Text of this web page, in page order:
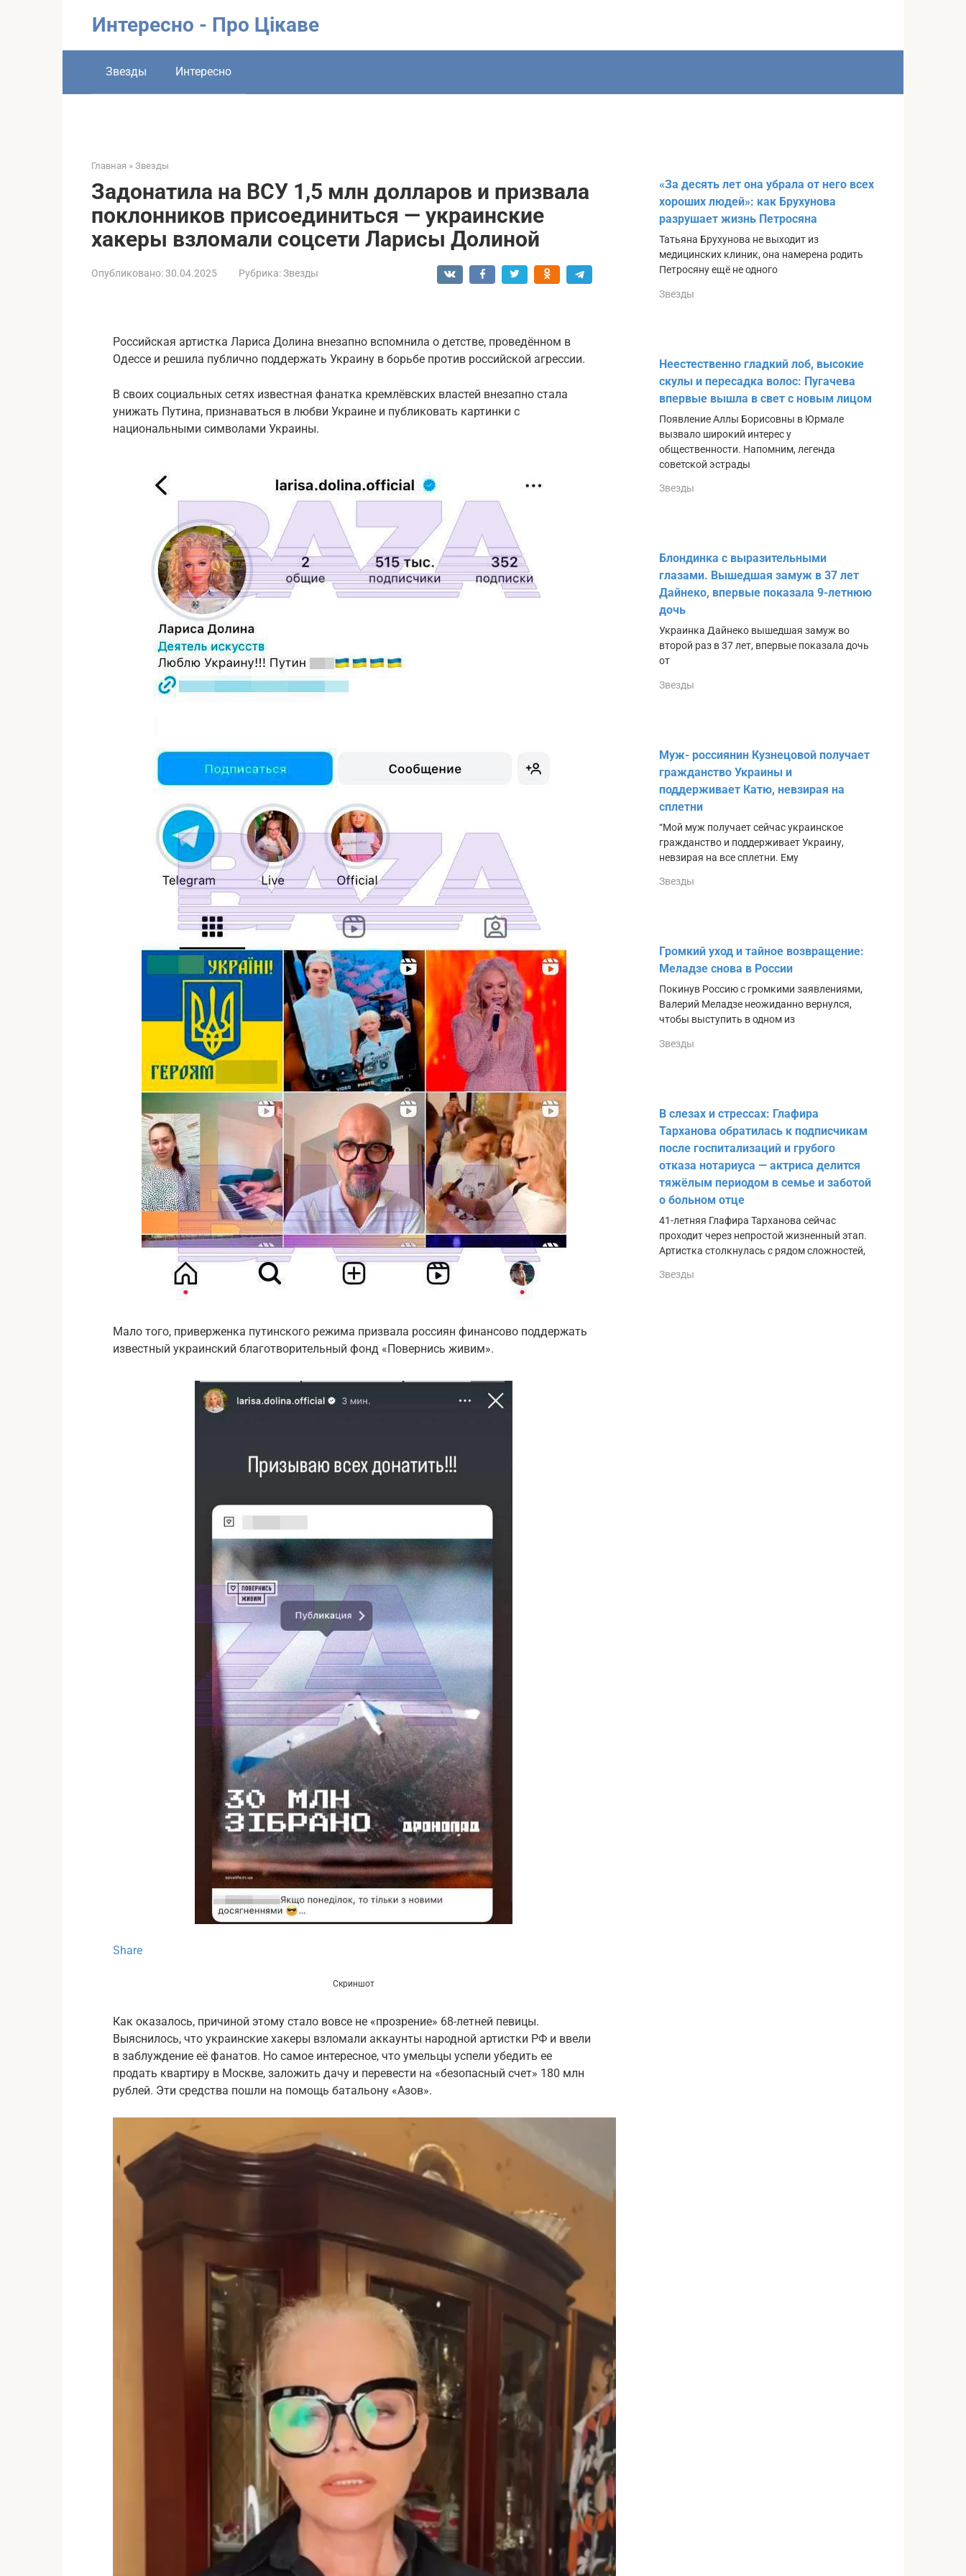
Интересно - Про Цікаве
Звезды Интересно
Главная » Звезды
Задонатила на ВСУ 1,5 млн долларов и призвала
поклонников присоединиться — украинские
хакеры взломали соцсети Ларисы Долиной
Опубликовано:30.04.2025 Рубрика:Звезды
Российская артистка Лариса Долина внезапно вспомнила о детстве, проведённом в
Одессе и решила публично поддержать Украину в борьбе против российской агрессии.
В своих социальных сетях известная фанатка кремлёвских властей внезапно стала
унижать Путина, признаваться в любви Украине и публиковать картинки с
национальными символами Украины.
Мало того, приверженка путинского режима призвала россиян финансово поддержать
известный украинский благотворительный фонд «Повернись живим».
Share
Скриншот
Как оказалось, причиной этому стало вовсе не «прозрение» 68-летней певицы.
Выяснилось, что украинские хакеры взломали аккаунты народной артистки РФ и ввели
в заблуждение её фанатов. Но самое интересное, что умельцы успели убедить ее
продать квартиру в Москве, заложить дачу и перевести на «безопасный счет» 180 млн
рублей. Эти средства пошли на помощь батальону «Азов».
«За десять лет она убрала от него всех
хороших людей»: как Брухунова
разрушает жизнь Петросяна
Татьяна Брухунова не выходит из
медицинских клиник, она намерена родить
Петросяну ещё не одного
Звезды
Неестественно гладкий лоб, высокие
скулы и пересадка волос: Пугачева
впервые вышла в свет с новым лицом
Появление Аллы Борисовны в Юрмале
вызвало широкий интерес у
общественности. Напомним, легенда
советской эстрады
Звезды
Блондинка с выразительными
глазами. Вышедшая замуж в 37 лет
Дайнеко, впервые показала 9-летнюю
дочь
Украинка Дайнеко вышедшая замуж во
второй раз в 37 лет, впервые показала дочь
от
Звезды
Муж- россиянин Кузнецовой получает
гражданство Украины и
поддерживает Катю, невзирая на
сплетни
“Мой муж получает сейчас украинское
гражданство и поддерживает Украину,
невзирая на все сплетни. Ему
Звезды
Громкий уход и тайное возвращение:
Меладзе снова в России
Покинув Россию с громкими заявлениями,
Валерий Меладзе неожиданно вернулся,
чтобы выступить в одном из
Звезды
В слезах и стрессах: Глафира
Тарханова обратилась к подписчикам
после госпитализаций и грубого
отказа нотариуса — актриса делится
тяжёлым периодом в семье и заботой
о больном отце
41-летняя Глафира Тарханова сейчас
проходит через непростой жизненный этап.
Артистка столкнулась с рядом сложностей,
Звезды